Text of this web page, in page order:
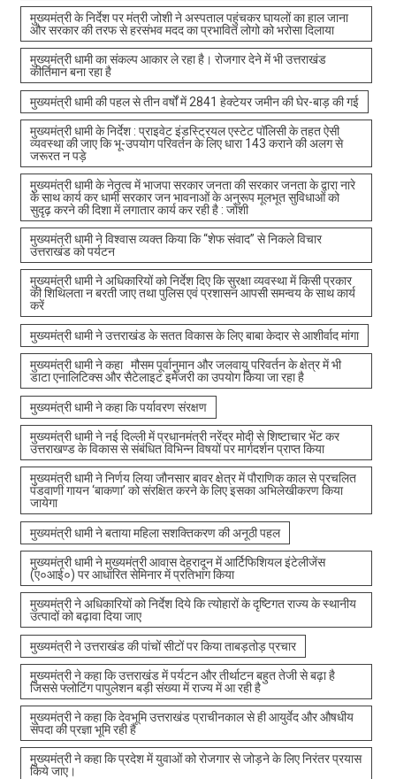
मुख्यमंत्री के निर्देश पर मंत्री जोशी ने अस्पताल पहुंचकर घायलों का हाल जाना
और सरकार की तरफ से हरसंभव मदद का प्रभावित लोगो को भरोसा दिलाया
मुख्यमंत्री धामी का संकल्प आकार ले रहा है। रोजगार देने में भी उत्तराखंड
कीर्तिमान बना रहा है
मुख्यमंत्री धामी की पहल से तीन वर्षों में 2841 हेक्टेयर जमीन की घेर-बाड़ की गई
मुख्यमंत्री धामी के निर्देश : प्राइवेट इंडस्ट्रियल एस्टेट पॉलिसी के तहत ऐसी
व्यवस्था की जाए कि भू-उपयोग परिवर्तन के लिए धारा 143 कराने की अलग से
जरूरत न पड़े
मुख्यमंत्री धामी के नेतृत्व में भाजपा सरकार जनता की सरकार जनता के द्वारा नारे
के साथ कार्य कर धामी सरकार जन भावनाओं के अनुरूप मूलभूत सुविधाओं को
सुदृढ़ करने की दिशा में लगातार कार्य कर रही है : जोशी
मुख्यमंत्री धामी ने विश्वास व्यक्त किया कि “शेफ संवाद” से निकले विचार
उत्तराखंड को पर्यटन
मुख्यमंत्री धामी ने अधिकारियों को निर्देश दिए कि सुरक्षा व्यवस्था में किसी प्रकार
की शिथिलता न बरती जाए तथा पुलिस एवं प्रशासन आपसी समन्वय के साथ कार्य
करें
मुख्यमंत्री धामी ने उत्तराखंड के सतत विकास के लिए बाबा केदार से आशीर्वाद मांगा
मुख्यमंत्री धामी ने कहा मौसम पूर्वानुमान और जलवायु परिवर्तन के क्षेत्र में भी
डाटा एनालिटिक्स और सैटेलाइट इमेजरी का उपयोग किया जा रहा है
मुख्यमंत्री धामी ने कहा कि पर्यावरण संरक्षण
मुख्यमंत्री धामी ने नई दिल्ली में प्रधानमंत्री नरेंद्र मोदी से शिष्टाचार भेंट कर
उत्तराखण्ड के विकास से संबंधित विभिन्न विषयों पर मार्गदर्शन प्राप्त किया
मुख्यमंत्री धामी ने निर्णय लिया जौनसार बावर क्षेत्र में पौराणिक काल से प्रचलित
पंडवाणी गायन ‘बाकणा’ को संरक्षित करने के लिए इसका अभिलेखीकरण किया
जायेगा
मुख्यमंत्री धामी ने बताया महिला सशक्तिकरण की अनूठी पहल
मुख्यमंत्री धामी ने मुख्यमंत्री आवास देहरादून में आर्टिफिशियल इंटेलीजेंस
(ए०आई०) पर आधारित सेमिनार में प्रतिभाग किया
मुख्यमंत्री ने अधिकारियों को निर्देश दिये कि त्योहारों के दृष्टिगत राज्य के स्थानीय
उत्पादों को बढ़ावा दिया जाए
मुख्यमंत्री ने उत्तराखंड की पांचों सीटों पर किया ताबड़तोड़ प्रचार
मुख्यमंत्री ने कहा कि उत्तराखंड में पर्यटन और तीर्थाटन बहुत तेजी से बढ़ा है
जिससे फ्लोटिंग पापुलेशन बड़ी संख्या में राज्य में आ रही है
मुख्यमंत्री ने कहा कि देवभूमि उत्तराखंड प्राचीनकाल से ही आयुर्वेद और औषधीय
संपदा की प्रज्ञा भूमि रही है
मुख्यमंत्री ने कहा कि प्रदेश में युवाओं को रोजगार से जोड़ने के लिए निरंतर प्रयास
किये जाए।